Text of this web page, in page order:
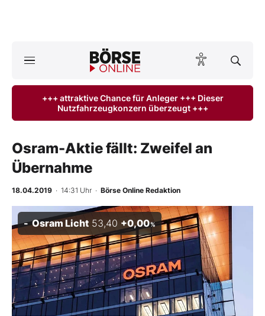
ktuelle Ausgabe BÖRSE ONLINE lesen
Anlageprodukte
Finanz-Check
BO-Musterdepots
Experten
Mein B:O
+++ attraktive Chance für Anleger +++ Dieser
Nutzfahrzeugkonzern überzeugt +++
Osram-Aktie fällt: Zweifel an
Übernahme
18.04.2019 · 14:31 Uhr · Börse Online Redaktion
Osram Licht 53,40 +0,00%